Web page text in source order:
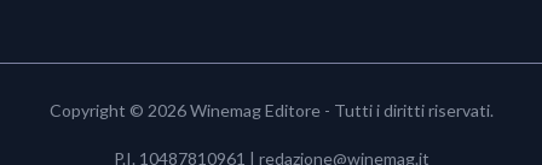
Copyright © 2026 Winemag Editore - Tutti i diritti riservati.
P.I. 10487810961 | redazione@winemag.it